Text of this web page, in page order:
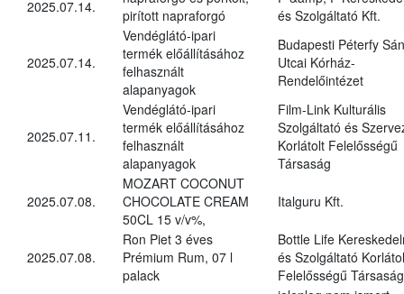
2025.07.14.
pirított napraforgó
és Szolgáltató Kft.
2025.07.14.
Vendéglátó-ipari
termék előállításához
felhasznált
alapanyagok
Budapesti Péterfy
Utcai Kórház-
Rendelőintézet
2025.07.11.
Vendéglátó-ipari
termék előállításához
felhasznált
alapanyagok
Film-Link Kulturális
Szolgáltató és
Korlátolt Felelősségű
Társaság
2025.07.08.
MOZART COCONUT
CHOCOLATE CREAM
50CL 15 v/v%,
Italguru Kft.
2025.07.08.
Ron Piet 3 éves
Prémium Rum, 07 l
palack
Bottle Life
és Szolgáltató
Felelősségű Társaság